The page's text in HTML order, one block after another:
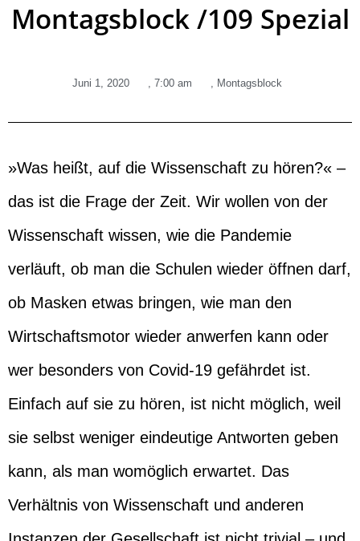
Montagsblock /109 Spezial
Juni 1, 2020 , 7:00 am , Montagsblock
»Was heißt, auf die Wissenschaft zu hören?« –
das ist die Frage der Zeit. Wir wollen von der
Wissenschaft wissen, wie die Pandemie
verläuft, ob man die Schulen wieder öffnen darf,
ob Masken etwas bringen, wie man den
Wirtschaftsmotor wieder anwerfen kann oder
wer besonders von Covid-19 gefährdet ist.
Einfach auf sie zu hören, ist nicht möglich, weil
sie selbst weniger eindeutige Antworten geben
kann, als man womöglich erwartet. Das
Verhältnis von Wissenschaft und anderen